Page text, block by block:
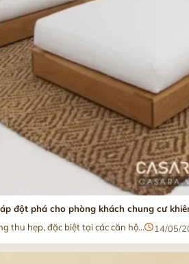
đột phá cho phòng khách chung cư
thu hẹp, đặc biệt tại các căn hộ...
14/05/